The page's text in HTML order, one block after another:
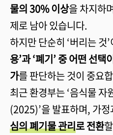
물의 30% 이상을 차지하
제로 남아 있습니다.
하지만 단순히 ‘버리는 것
용’과 ‘폐기’ 중 어떤 선
가를 판단하는 것이 중요
최근 환경부는 ‘음식물 자
(2025)’을 발표하며, 가정
심의 폐기물 관리로 전환